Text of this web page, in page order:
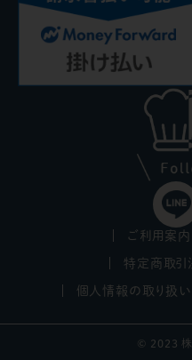
ご利用案内
特定商取引
個人情報の取り扱
© 2023